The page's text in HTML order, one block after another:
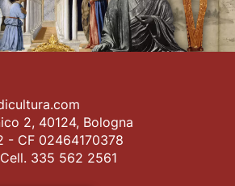
2, 40124, Bologna
- CF 02464170378
335 562 2561